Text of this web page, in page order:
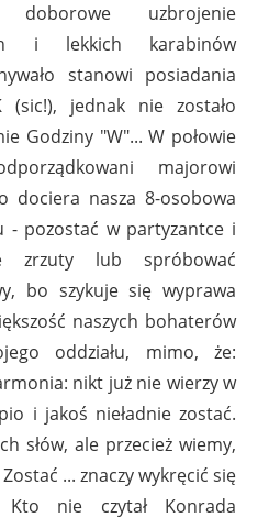
doborowe uzbrojenie
i lekkich karabinów
stanowi posiadania
(sic!), jednak nie zostało
Godziny "W"... W połowie
majorowi
dociera nasza 8-osobowa
- pozostać w partyzantce i
zrzuty lub spróbować
bo szykuje się wyprawa
naszych bohaterów
oddziału, mimo, że:
nikt już nie wierzy w
i jakoś nieładnie zostać.
słów, ale przecież wiemy,
... znaczy wykręcić się
nie czytał Konrada